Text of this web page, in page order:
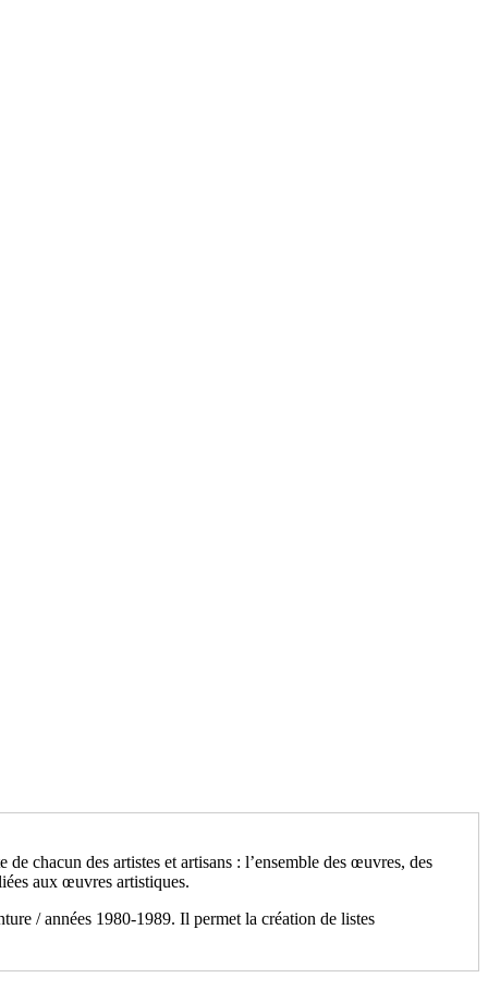
chacun des artistes et artisans : l’ensemble des œuvres, des
aux œuvres artistiques.
/ années 1980-1989. Il permet la création de listes